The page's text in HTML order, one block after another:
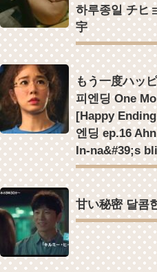
하루종일 チヒ
宇
もう一度ハッ
피엔딩 One
[Happy
엔딩 ep.16
In-na&#39;s
甘い秘密 달콤